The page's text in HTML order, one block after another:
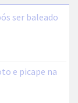
ser baleado
e picape na